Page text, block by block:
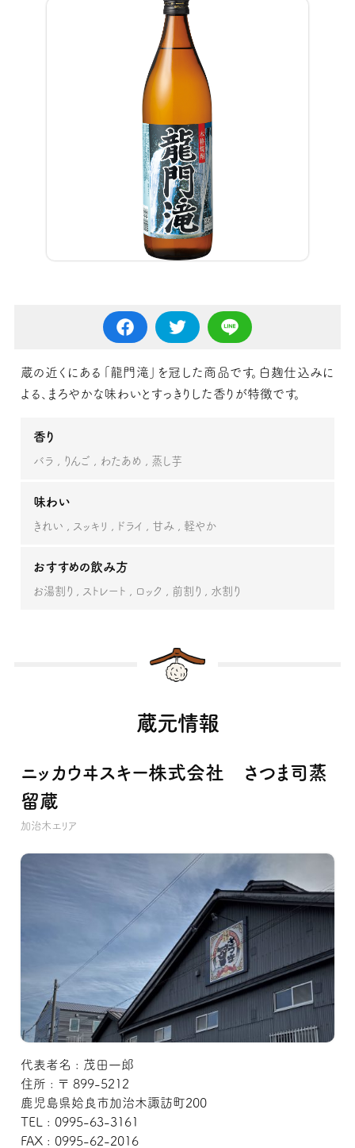
蔵の近くにある「龍門滝」を冠した商品です。白麹仕込みに
よる、まろやかな味わいとすっきりした香りが特徴です。
香り
バラ りんご わたあめ 蒸し芋
味わい
きれい スッキリ ドライ 甘み 軽やか
おすすめの飲み方
お湯割り ストレート ロック 前割り 水割り
蔵元情報
ニッカウヰスキー株式会社 さつま司蒸
留蔵
加治木エリア
代表者名 : 茂田一郎
住所 : 〒 899-5212
鹿児島県姶良市加治木諏訪町200
TEL : 0995-63-3161
FAX : 0995-62-2016